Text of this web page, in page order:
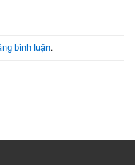
bình luận.